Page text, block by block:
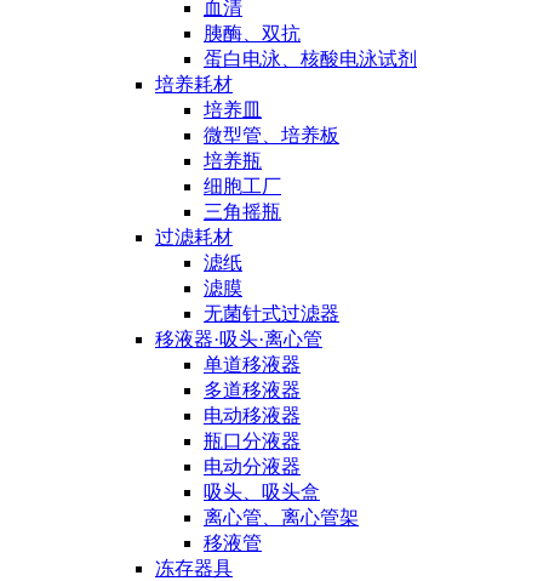
血清
胰酶、双抗
蛋白电泳、核酸电泳试剂
培养耗材
培养皿
微型管、培养板
培养瓶
细胞工厂
三角摇瓶
过滤耗材
滤纸
滤膜
无菌针式过滤器
移液器·吸头·离心管
单道移液器
多道移液器
电动移液器
瓶口分液器
电动分液器
吸头、吸头盒
离心管、离心管架
移液管
冻存器具